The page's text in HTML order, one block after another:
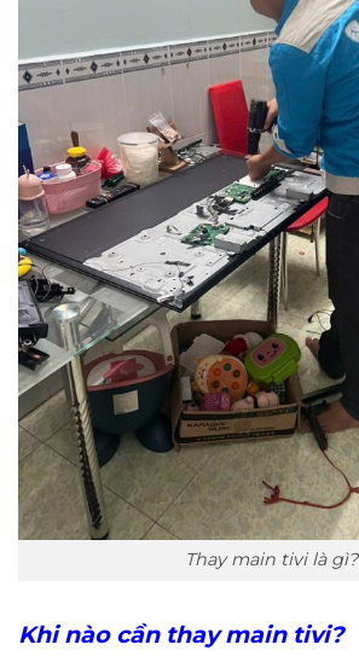
Thay main tivi là gì?
Khi nào cần thay main tivi?